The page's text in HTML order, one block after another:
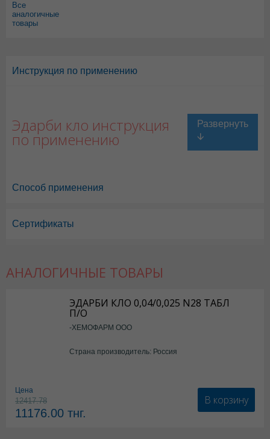
Все
аналогичные
товары
Инструкция по применению
Эдарби кло инструкция
по применению
Способ применения
Сертификаты
АНАЛОГИЧНЫЕ ТОВАРЫ
ЭДАРБИ КЛО 0,04/0,025 N28 ТАБЛ
П/О
-ХЕМОФАРМ ООО
Страна производитель: Россия
Цена
12417.78
11176.00 тнг.
В корзину